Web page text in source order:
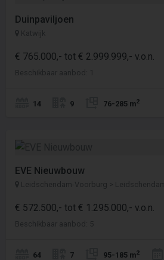
Duinpaviljoen
Katwijk
€ 765.000,- tot € 2.999.999,- v.o.n.
Beschikbaar aanbod: 1
14 9 76-285 m2
EVE Nieuwbouw
Leidschendam-Voorburg > Leidschendam
€ 572.500,- tot € 1.295.000,- v.o.n.
Beschikbaar aanbod: 5
64 7 95-185 m2